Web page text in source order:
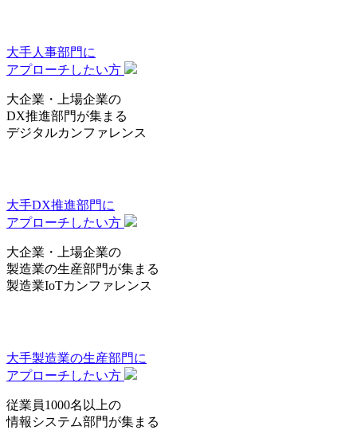
大手人事部門に
アプローチしたい方
大企業・上場企業の
DX推進部門が集まる
デジタルカンファレンス
大手DX推進部門に
アプローチしたい方
大企業・上場企業の
製造業の生産部門が集まる
製造業IoTカンファレンス
大手製造業の生産部門に
アプローチしたい方
従業員1000名以上の
情報システム部門が集まる